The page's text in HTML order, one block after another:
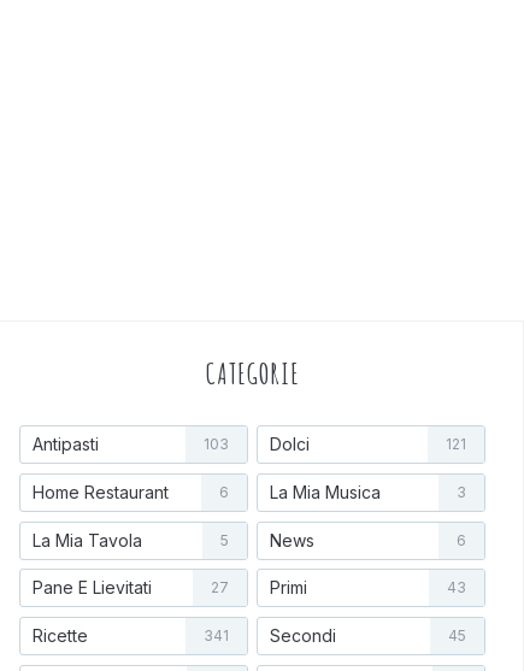
CATEGORIE
Antipasti 103 Dolci 121
Home Restaurant 6 La Mia Musica 3
La Mia Tavola 5 News 6
Pane E Lievitati 27 Primi 43
Ricette 341 Secondi 45